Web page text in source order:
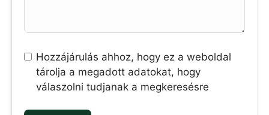
Hozzájárulás ahhoz, hogy ez a weboldal
tárolja a megadott adatokat, hogy
válaszolni tudjanak a megkeresésre